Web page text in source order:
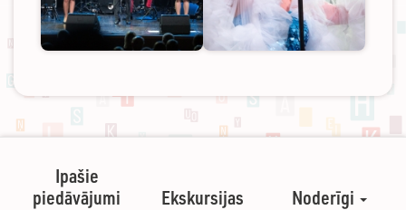
Ipašie
piedāvājumi
Ekskursijas Noderīgi